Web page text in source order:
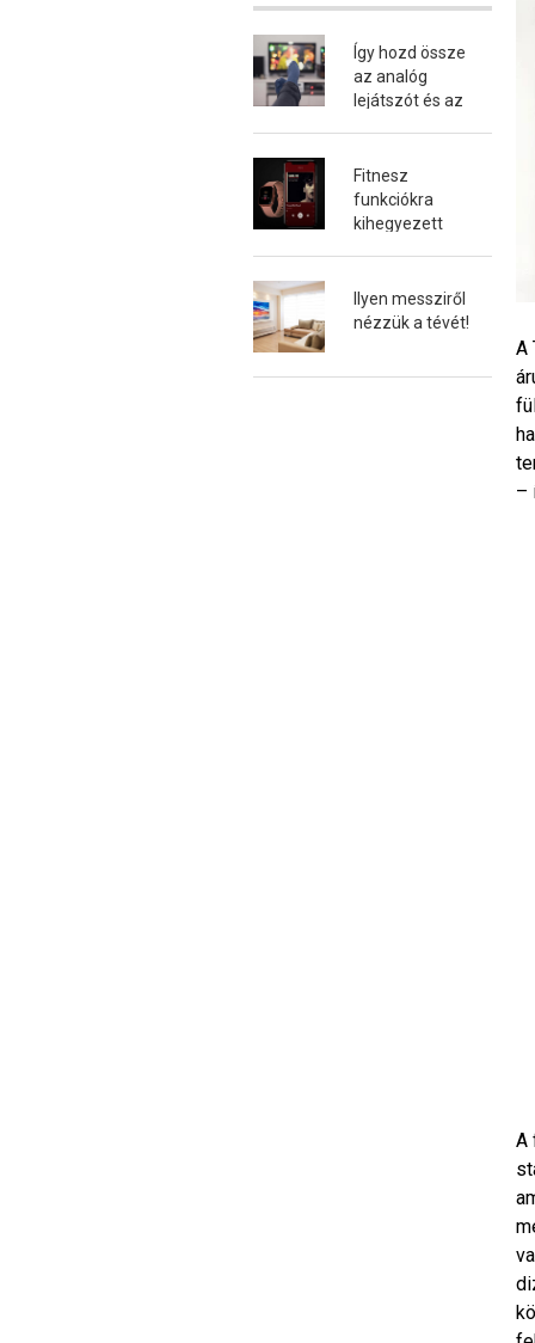
Így hozd össze
az analóg
lejátszót és az
Fitnesz
funkciókra
kihegyezett
Ilyen messziről
nézzük a tévét!
A
–
A